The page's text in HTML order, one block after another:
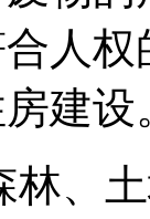
人
建设
林、